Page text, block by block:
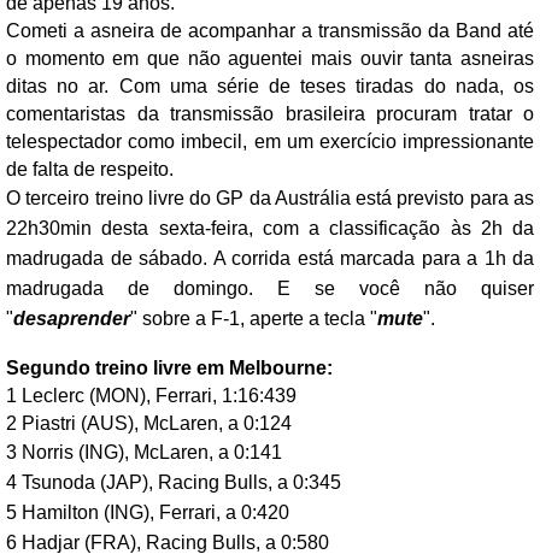
Cometi a asneira de acompanhar a transmissão da Band até
o momento em que não aguentei mais ouvir tanta asneiras
ditas no ar. Com uma série de teses tiradas do nada, os
comentaristas da transmissão brasileira procuram tratar o
telespectador como imbecil, em um exercício impressionante
de falta de respeito.
O terceiro treino livre do GP da Austrália está previsto para as
22h30min desta sexta-feira, com a classificação às 2h da
madrugada de sábado. A corrida está marcada para a 1h da
madrugada de domingo. E se você não quiser
"desaprender" sobre a F-1, aperte a tecla "mute".
Segundo treino livre em Melbourne:
1 Leclerc (MON), Ferrari, 1:16:439
2 Piastri (AUS), McLaren, a 0:124
3 Norris (ING), McLaren, a 0:141
4 Tsunoda (JAP), Racing Bulls, a 0:345
5 Hamilton (ING), Ferrari, a 0:420
6 Hadjar (FRA), Racing Bulls, a 0:580